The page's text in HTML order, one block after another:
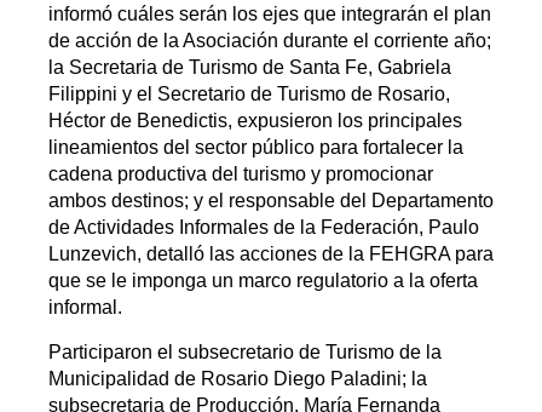
informó cuáles serán los ejes que integrarán el plan
de acción de la Asociación durante el corriente año;
la Secretaria de Turismo de Santa Fe, Gabriela
Filippini y el Secretario de Turismo de Rosario,
Héctor de Benedictis, expusieron los principales
lineamientos del sector público para fortalecer la
cadena productiva del turismo y promocionar
ambos destinos; y el responsable del Departamento
de Actividades Informales de la Federación, Paulo
Lunzevich, detalló las acciones de la FEHGRA para
que se le imponga un marco regulatorio a la oferta
informal.
Participaron el subsecretario de Turismo de la
Municipalidad de Rosario Diego Paladini; la
subsecretaria de Producción, María Fernanda